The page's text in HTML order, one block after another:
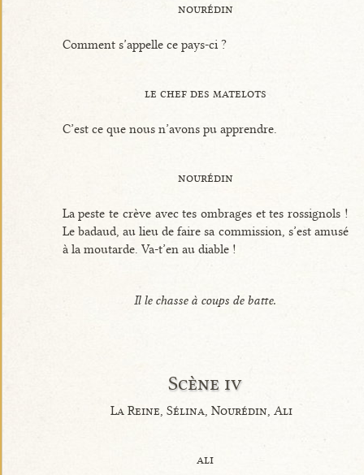
nourédin
Comment s’appelle ce pays-ci ?
le chef des matelots
C’est ce que nous n’avons pu apprendre.
nourédin
La peste te crève avec tes ombrages et tes rossignols !
Le badaud, au lieu de faire sa commission, s’est amusé
à la moutarde. Va-t’en au diable !
Il le chasse à coups de batte.
Scène iv
La Reine, Sélina, Nourédin, Ali
ali